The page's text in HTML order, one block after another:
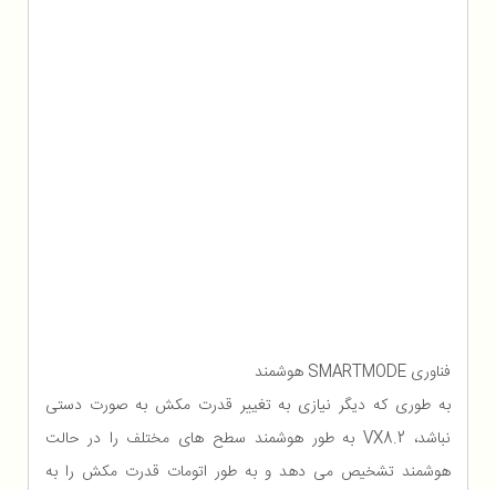
فناوری SMARTMODE هوشمند
به طوری که دیگر نیازی به تغییر قدرت مکش به صورت دستی
نباشد، VX8.2 به طور هوشمند سطح های مختلف را در حالت
هوشمند تشخیص می دهد و به طور اتومات قدرت مکش را به